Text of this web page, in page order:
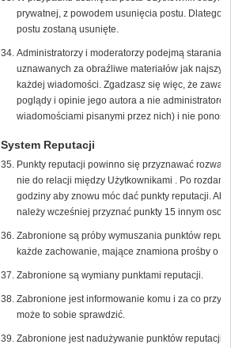
prywatnej, z powodem usunięcia postu. Dlatego
postu zostaną usunięte.
Administratorzy i moderatorzy podejmą starania
uznawanych za obraźliwe materiałów jak
każdej wiadomości. Zgadzasz się więc, że
poglądy i opinie jego autora a nie
wiadomościami pisanymi przez nich) i nie
System Reputacji
Punkty reputacji powinno się przyznawać
nie do relacji między Użytkownikami . Po
godziny aby znowu móc dać punkty reputacji.
należy wcześniej przyznać punkty 15 innym
Zabronione są próby wymuszania punktów
każde zachowanie, mające znamiona prośby o
Zabronione są wymiany punktami reputacji.
Zabronione jest informowanie komu i za co
może to sobie sprawdzić.
Zabronione jest nadużywanie punktów reputacji,